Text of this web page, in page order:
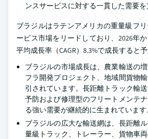
ンスサービスに対する一貫した需要を
ブラジルはラテンアメリカの重量級フ
ービス市場をリードしており、2026年
平均成長率（CAGR）8.3%で成長すると
ブラジルの市場成長は、農業輸送の
フラ開発プロジェクト、地域間貨物
引されています。長距離トラック輸送
予防および修理型のフリートメンテ
る強い需要が継続的に生まれています
ブラジルの広大な輸送網は、長距離
量級トラック、トレーラー、貨物車